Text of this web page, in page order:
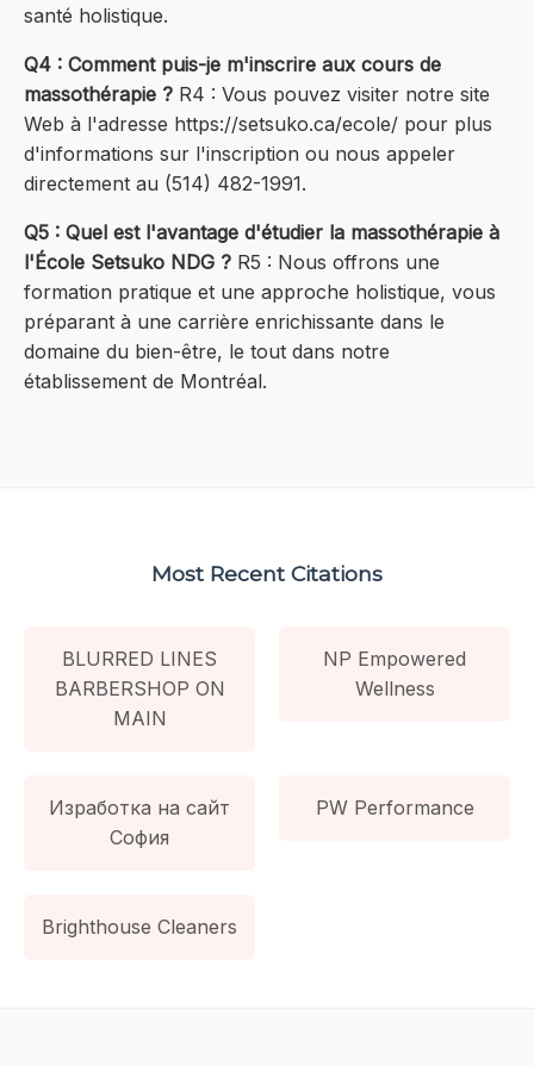
santé holistique.
Q4 : Comment puis-je m'inscrire aux cours de
massothérapie ? R4 : Vous pouvez visiter notre site
Web à l'adresse https://setsuko.ca/ecole/ pour plus
d'informations sur l'inscription ou nous appeler
directement au (514) 482-1991.
Q5 : Quel est l'avantage d'étudier la massothérapie à
l'École Setsuko NDG ? R5 : Nous offrons une
formation pratique et une approche holistique, vous
préparant à une carrière enrichissante dans le
domaine du bien-être, le tout dans notre
établissement de Montréal.
Most Recent Citations
BLURRED LINES
BARBERSHOP ON
MAIN
NP Empowered
Wellness
Изработка на сайт
София
PW Performance
Brighthouse Cleaners